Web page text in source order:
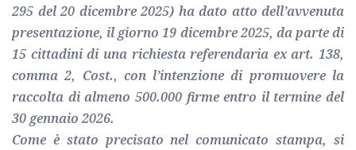
295 del 20 dicembre 2025) ha dato atto dell’avvenuta
presentazione, il giorno 19 dicembre 2025, da parte di
15 cittadini di una richiesta referendaria ex art. 138,
comma 2, Cost., con l’intenzione di promuovere la
raccolta di almeno 500.000 firme entro il termine del
30 gennaio 2026.
Come è stato precisato nel comunicato stampa, si